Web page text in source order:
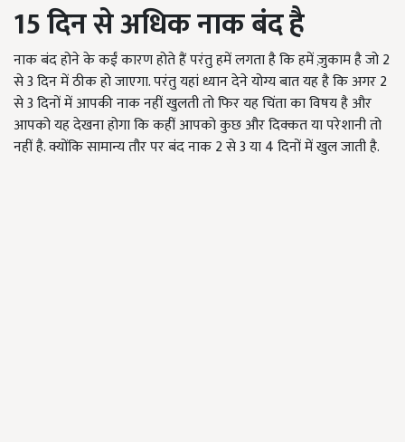
15दिन से अधिक नाक बंद है
नाक बंद होने के कईं कारण होते हैं परंतु हमें लगता है कि हमें ज़ुकाम है जो 2
से 3 दिन में ठीक हो जाएगा. परंतु यहां ध्यान देने योग्य बात यह है कि अगर 2
से 3 दिनों में आपकी नाक नहीं खुलती तो फिर यह चिंता का विषय है और
आपको यह देखना होगा कि कहीं आपको कुछ और दिक्कत या परेशानी तो
नहीं है. क्योंकि सामान्य तौर पर बंद नाक 2 से 3 या 4 दिनों में खुल जाती है.